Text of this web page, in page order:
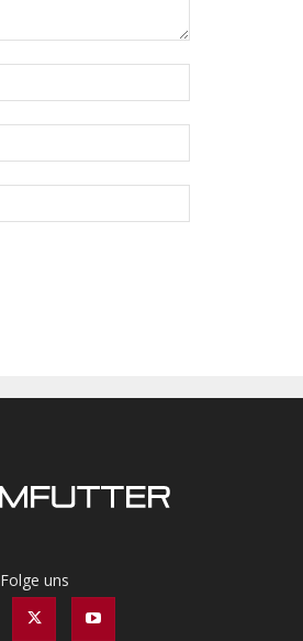
Folge uns